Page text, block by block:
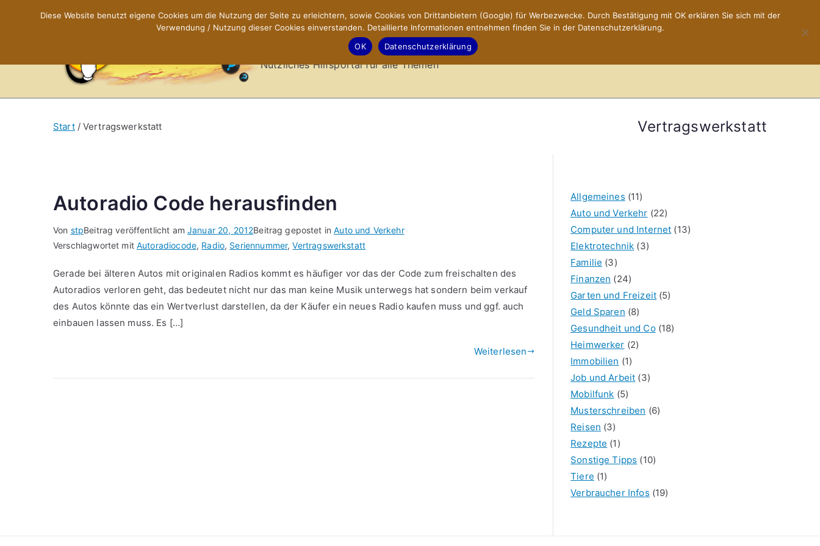
X-Sites.de – Hilfsportal
Nützliches Hilfsportal für alle Themen
Vertragswerkstatt
Start Vertragswerkstatt
Autoradio Code herausfinden
Von stpBeitrag veröffentlicht am Januar 20, 2012Beitrag gepostet inAuto und Verkehr
Verschlagwortet mitAutoradiocode, Radio, Seriennummer,Vertragswerkstatt
Gerade bei älteren Autos mit originalen Radios kommt es häufiger vor das der Code zum freischalten des
Autoradios verloren geht, das bedeutet nicht nur das man keine Musik unterwegs hat sondern beim verkauf
des Autos könnte das ein Wertverlust darstellen, da der Käufer ein neues Radio kaufen muss und ggf. auch
einbauen lassen muss. Es […]
Weiterlesen
Allgemeines (11)
Auto und Verkehr (22)
Computer und Internet (13)
Elektrotechnik (3)
Familie (3)
Finanzen (24)
Garten und Freizeit(5)
Geld Sparen (8)
Gesundheit und Co(18)
Heimwerker (2)
Immobilien (1)
Job und Arbeit (3)
Mobilfunk (5)
Musterschreiben (6)
Reisen (3)
Rezepte (1)
Sonstige Tipps (10)
Tiere (1)
Verbraucher Infos (19)
Diese Website benutzt eigene Cookies um die Nutzung der Seite zu erleichtern, sowie Cookies von Drittanbietern (Google) für Werbezwecke. Durch Bestätigung mit OK erklären Sie sich mit der
Verwendung / Nutzung dieser Cookies einverstanden. Detaillierte Informationen entnehmen finden Sie in der Datenschutzerklärung.
OK
Datenschutzerklärung